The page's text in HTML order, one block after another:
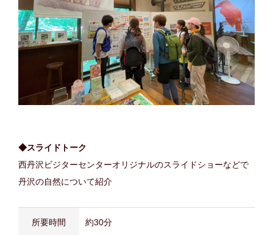
◆スライドトーク
西丹沢ビジターセンターオリジナルのスライドショーなどで
丹沢の自然について紹介
所要時間 約30分